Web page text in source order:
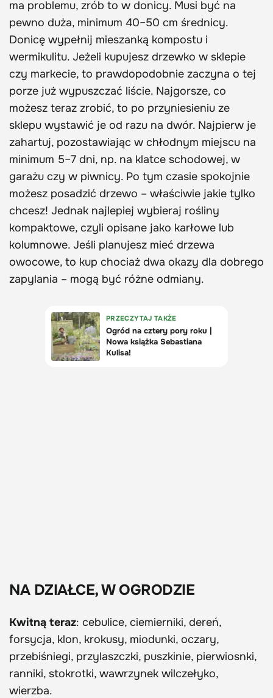
ma problemu, zrób to w donicy. Musi być na
pewno duża, minimum 40–50 cm średnicy.
Donicę wypełnij mieszanką kompostu i
wermikulitu. Jeżeli kupujesz drzewko w sklepie
czy markecie, to prawdopodobnie zaczyna o tej
porze już wypuszczać liście. Najgorsze, co
możesz teraz zrobić, to po przyniesieniu ze
sklepu wystawić je od razu na dwór. Najpierw je
zahartuj, pozostawiając w chłodnym miejscu na
minimum 5–7 dni, np. na klatce schodowej, w
garażu czy w piwnicy. Po tym czasie spokojnie
możesz posadzić drzewo – właściwie jakie tylko
chcesz! Jednak najlepiej wybieraj rośliny
kompaktowe, czyli opisane jako karłowe lub
kolumnowe. Jeśli planujesz mieć drzewa
owocowe, to kup chociaż dwa okazy dla dobrego
zapylania – mogą być różne odmiany.
NA DZIAŁCE, W OGRODZIE
Kwitną teraz: cebulice, ciemierniki, dereń,
forsycja, klon, krokusy, miodunki, oczary,
przebiśniegi, przylaszczki, puszkinie, pierwiosnki,
ranniki, stokrotki, wawrzynek wilczełyko,
wierzba.